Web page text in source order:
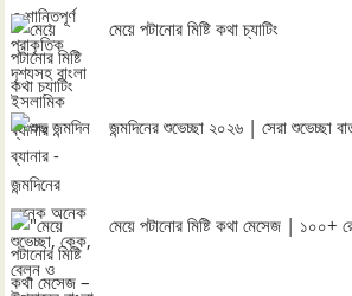
মেয়ে পটানোর মিষ্টি কথা চ্যাটিং
জন্মদিনের শুভেচ্ছা ২০২৬ | সেরা শুভেচ্ছা
মেয়ে পটানোর মিষ্টি কথা মেসেজ | ১০০+